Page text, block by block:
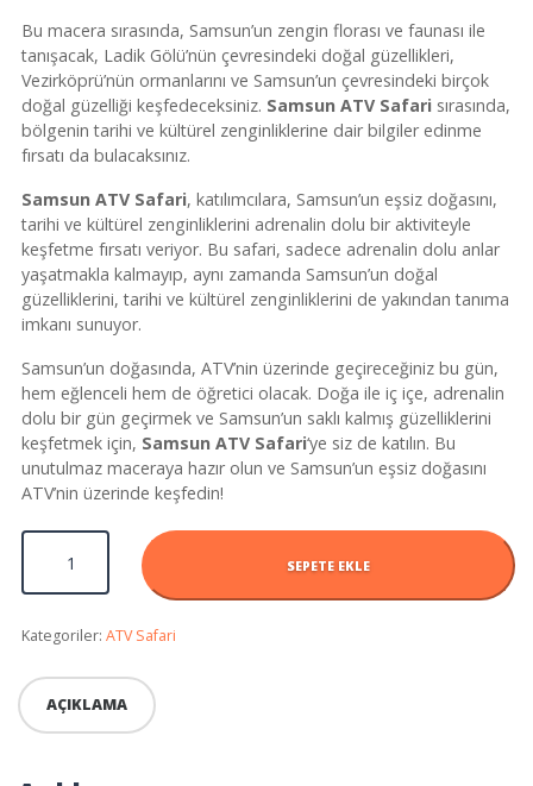
Bu macera sırasında, Samsun’un zengin florası ve faunası ile
tanışacak, Ladik Gölü’nün çevresindeki doğal güzellikleri,
Vezirköprü’nün ormanlarını ve Samsun’un çevresindeki birçok
doğal güzelliği keşfedeceksiniz. Samsun ATV Safarisırasında,
bölgenin tarihi ve kültürel zenginliklerine dair bilgiler edinme
fırsatı da bulacaksınız.
Samsun ATV Safari, katılımcılara, Samsun’un eşsiz doğasını,
tarihi ve kültürel zenginliklerini adrenalin dolu bir aktiviteyle
keşfetme fırsatı veriyor. Bu safari, sadece adrenalin dolu anlar
yaşatmakla kalmayıp, aynı zamanda Samsun’un doğal
güzelliklerini, tarihi ve kültürel zenginliklerini de yakından tanıma
imkanı sunuyor.
Samsun’un doğasında, ATV’nin üzerinde geçireceğiniz bu gün,
hem eğlenceli hem de öğretici olacak. Doğa ile iç içe, adrenalin
dolu bir gün geçirmek ve Samsun’un saklı kalmış güzelliklerini
keşfetmek için, Samsun ATV Safari‘ye siz de katılın. Bu
unutulmaz maceraya hazır olun ve Samsun’un eşsiz doğasını
ATV’nin üzerinde keşfedin!
Samsun Atv Safari adet
SEPETE EKLE
Kategoriler: ATV Safari
AÇIKLAMA